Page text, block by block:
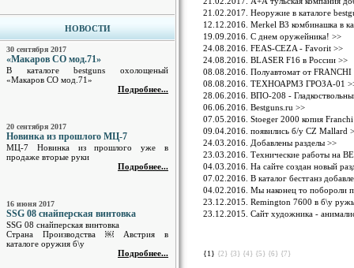
НОВОСТИ
30 сентября 2017
«Макаров СО мод.71»
В каталоге bestguns охолощеный
«Макаров СО мод.71»
Подробнее...
20 сентября 2017
Новинка из прошлого МЦ-7
МЦ-7 Новинка из прошлого уже в
продаже вторые руки
Подробнее...
16 июня 2017
SSG 08 снайперская винтовка
SSG 08 снайперская винтовка
Страна Производства ￼ Австрия в
каталоге оружия б\у
Подробнее...
21.02.2017. Неоружие в каталоге
12.12.2016. Merkel B3 комбинашка в
19.09.2016. C днем оружейника! >>
24.08.2016. FEAS-CEZA - Favorit >>
24.08.2016. BLASER F16 в России >>
08.08.2016. Полуавтомат от FRANCHI
08.08.2016. ТЕХНОАРМЗ ГРОЗА-01
28.06.2016. ВПО-208 -
06.06.2016. Bestguns.ru >>
07.05.2016. Stoeger 2000 копия Franchi
09.04.2016. появились б/у CZ Mallard
24.03.2016. Добавлены разделы >>
23.03.2016. Технические работы на
04.03.2016. На сайте создан новый
07.02.2016. В каталог бестганз
04.02.2016. Мы наконец то побороли
23.12.2015. Remington 7600 в б\у
23.12.2015. Сайт художника -
{1} {2} {3} {4} {5} {6} {7}